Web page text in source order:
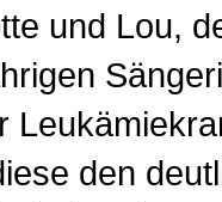
und Lou,
den